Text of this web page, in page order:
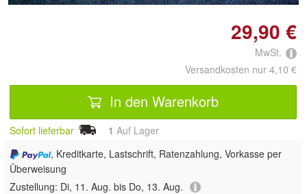
29,90 €
MwSt.
Versandkosten nur 4,10 €
In den Warenkorb
Sofort lieferbar 1 Auf Lager
, Kreditkarte, Lastschrift, Ratenzahlung, Vorkasse per
Überweisung
Zustellung: Di, 11. Aug. bis Do, 13. Aug.